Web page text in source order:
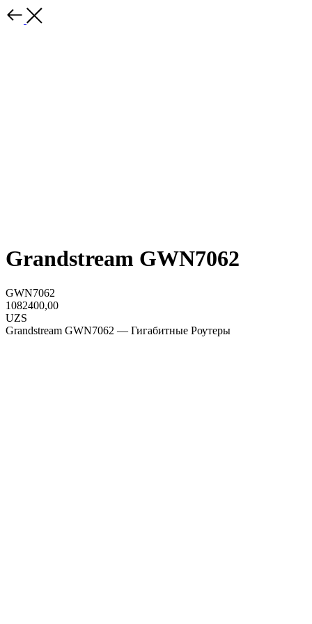
Grandstream GWN7062
GWN7062
1082400,00
UZS
Grandstream GWN7062 — Гигабитные Роутеры